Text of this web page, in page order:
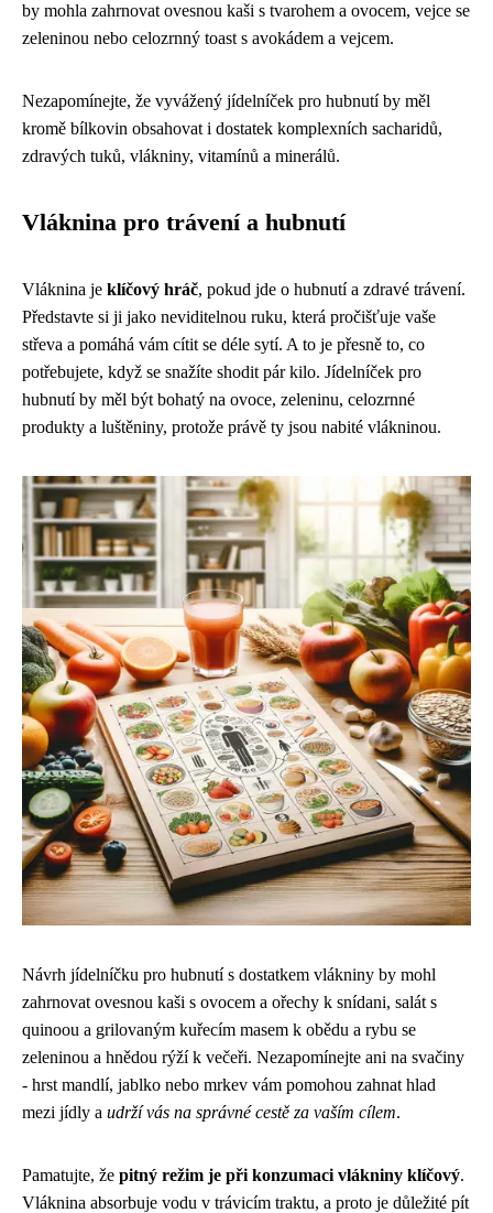
by mohla zahrnovat ovesnou kaši s tvarohem a ovocem, vejce se
zeleninou nebo celozrnný toast s avokádem a vejcem.
Nezapomínejte, že vyvážený jídelníček pro hubnutí by měl
kromě bílkovin obsahovat i dostatek komplexních sacharidů,
zdravých tuků, vlákniny, vitamínů a minerálů.
Vláknina pro trávení a hubnutí
Vláknina je klíčový hráč, pokud jde o hubnutí a zdravé trávení.
Představte si ji jako neviditelnou ruku, která pročišťuje vaše
střeva a pomáhá vám cítit se déle sytí. A to je přesně to, co
potřebujete, když se snažíte shodit pár kilo. Jídelníček pro
hubnutí by měl být bohatý na ovoce, zeleninu, celozrnné
produkty a luštěniny, protože právě ty jsou nabité vlákninou.
Návrh jídelníčku pro hubnutí s dostatkem vlákniny by mohl
zahrnovat ovesnou kaši s ovocem a ořechy k snídani, salát s
quinoou a grilovaným kuřecím masem k obědu a rybu se
zeleninou a hnědou rýží k večeři. Nezapomínejte ani na svačiny
- hrst mandlí, jablko nebo mrkev vám pomohou zahnat hlad
mezi jídly a udrží vás na správné cestě za vaším cílem.
Pamatujte, že pitný režim je při konzumaci vlákniny klíčový.
Vláknina absorbuje vodu v trávicím traktu, a proto je důležité pít